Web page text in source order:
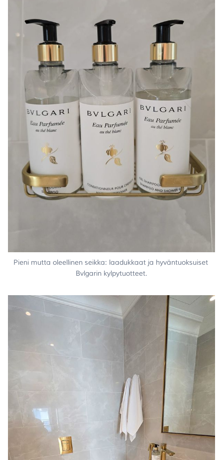
Pieni mutta oleellinen seikka: laadukkaat ja hyväntuoksuiset
Bvlgarin kylpytuotteet.